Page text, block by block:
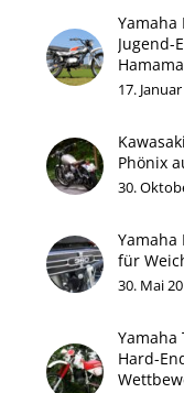
Yamaha
Jugend-
17.
Phönix
30.
Yamaha
für
30. Mai
Yamaha
Hard-